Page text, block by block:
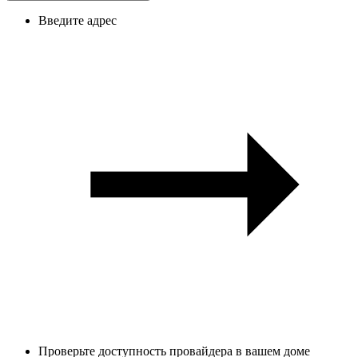
Введите адрес
Проверьте доступность провайдера в вашем доме